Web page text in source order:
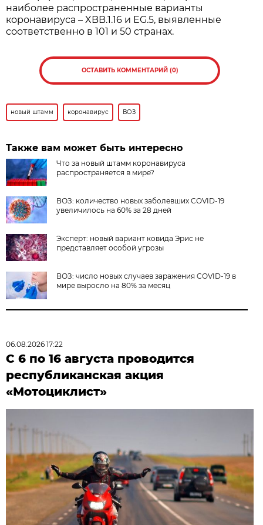
наиболее распространенные варианты
коронавируса – XBB.1.16 и EG.5, выявленные
соответственно в 101 и 50 странах.
ОСТАВИТЬ КОММЕНТАРИЙ (0)
новый штамм коронавирус ВОЗ
Также вам может быть интересно
Что за новый штамм коронавируса
распространяется в мире?
ВОЗ: количество новых заболевших COVID-19
увеличилось на 60% за 28 дней
Эксперт: новый вариант ковида Эрис не
представляет особой угрозы
ВОЗ: число новых случаев заражения COVID-19 в
мире выросло на 80% за месяц
06.08.2026 17:22
С 6 по 16 августа проводится
республиканская акция
«Мотоциклист»